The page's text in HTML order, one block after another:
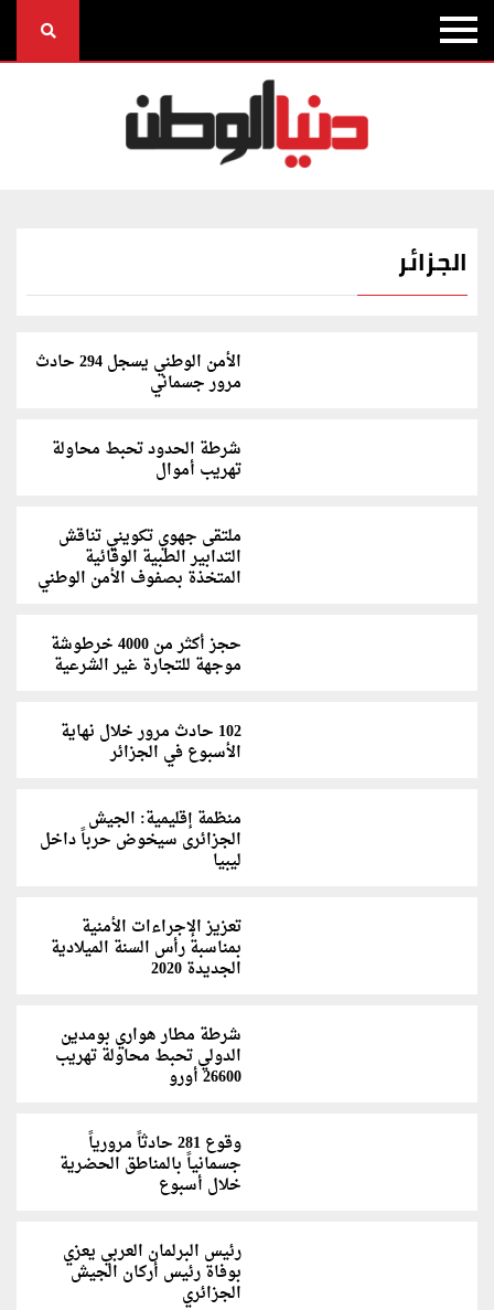
الجزائر
الأمن الوطني يسجل 294 حادث
مرور جسماني
شرطة الحدود تحبط محاولة
تهريب أموال
ملتقى جهوي تكويني تناقش
التدابير الطبية الوقائية
المتخذة بصفوف الأمن الوطني
حجز أكثر من 4000 خرطوشة
موجهة للتجارة غير الشرعية
102 حادث مرور خلال نهاية
الأسبوع في الجزائر
منظمة إقليمية: الجيش
الجزائرى سيخوض حرباً داخل
ليبيا
تعزيز الإجراءات الأمنية
بمناسبة رأس السنة الميلادية
الجديدة 2020
شرطة مطار هواري بومدين
الدولي تحبط محاولة تهريب
26600 أورو
وقوع 281 حادثاً مرورياً
جسمانياً بالمناطق الحضرية
خلال أسبوع
رئيس البرلمان العربي يعزي
بوفاة رئيس أركان الجيش
الجزائري